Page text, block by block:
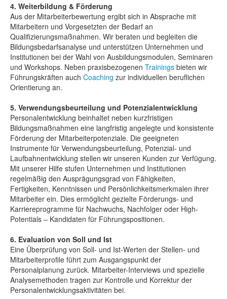
4. Weiterbildung & Förderung
Aus der Mitarbeiterbewertung ergibt sich in Absprache mit
Mitarbeitern und Vorgesetzten der Bedarf an
Qualifizierungsmaßnahmen. Wir beraten und begleiten die
Bildungsbedarfsanalyse und unterstützen Unternehmen und
Institutionen bei der Wahl von Ausbildungsmodulen, Seminaren
und Workshops. Neben praxisbezogenen Trainings bieten wir
Führungskräften auch Coaching zur individuellen beruflichen
Orientierung an.
5. Verwendungsbeurteilung und Potenzialentwicklung
Personalentwicklung beinhaltet neben kurzfristigen
Bildungsmaßnahmen eine langfristig angelegte und konsistente
Förderung der Mitarbeiterpotenziale. Die geeigneten
Instrumente für Verwendungsbeurteilung, Potenzial- und
Laufbahnentwicklung stellen wir unseren Kunden zur Verfügung.
Mit unserer Hilfe stufen Unternehmen und Institutionen
regelmäßig den Ausprägungsgrad von Fähigkeiten,
Fertigkeiten, Kenntnissen und Persönlichkeitsmerkmalen ihrer
Mitarbeiter ein. Dies ermöglicht gezielte Förderungs- und
Karriereprogramme für Nachwuchs, Nachfolger oder High-
Potentials – Kandidaten für Führungspositionen.
6. Evaluation von Soll und Ist
Eine Überprüfung von Soll- und Ist-Werten der Stellen- und
Mitarbeiterprofile führt zum Ausgangspunkt der
Personalplanung zurück. Mitarbeiter-Interviews und spezielle
Analysemethoden tragen zur Kontrolle und Korrektur der
Personalentwicklungsaktivitäten bei.